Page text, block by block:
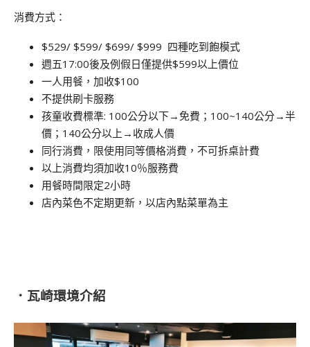
消費方式：
$529/ $599/ $699/ $999 四種吃到飽模式
週五17:00後及例假日僅提供$599以上價位
一人用餐，加收$100
不提供刷卡服務
孩童收費標準: 100公分以下→免費；100~140公分→半
價；140公分以上→收成人價
同行消費，限使用同等價格消費，不可拆桌計費
以上消費均須加收10％服務費
用餐時間限定2小時
店內菜色不定期更新，以店內點菜單為主
．瓦崎環境介紹